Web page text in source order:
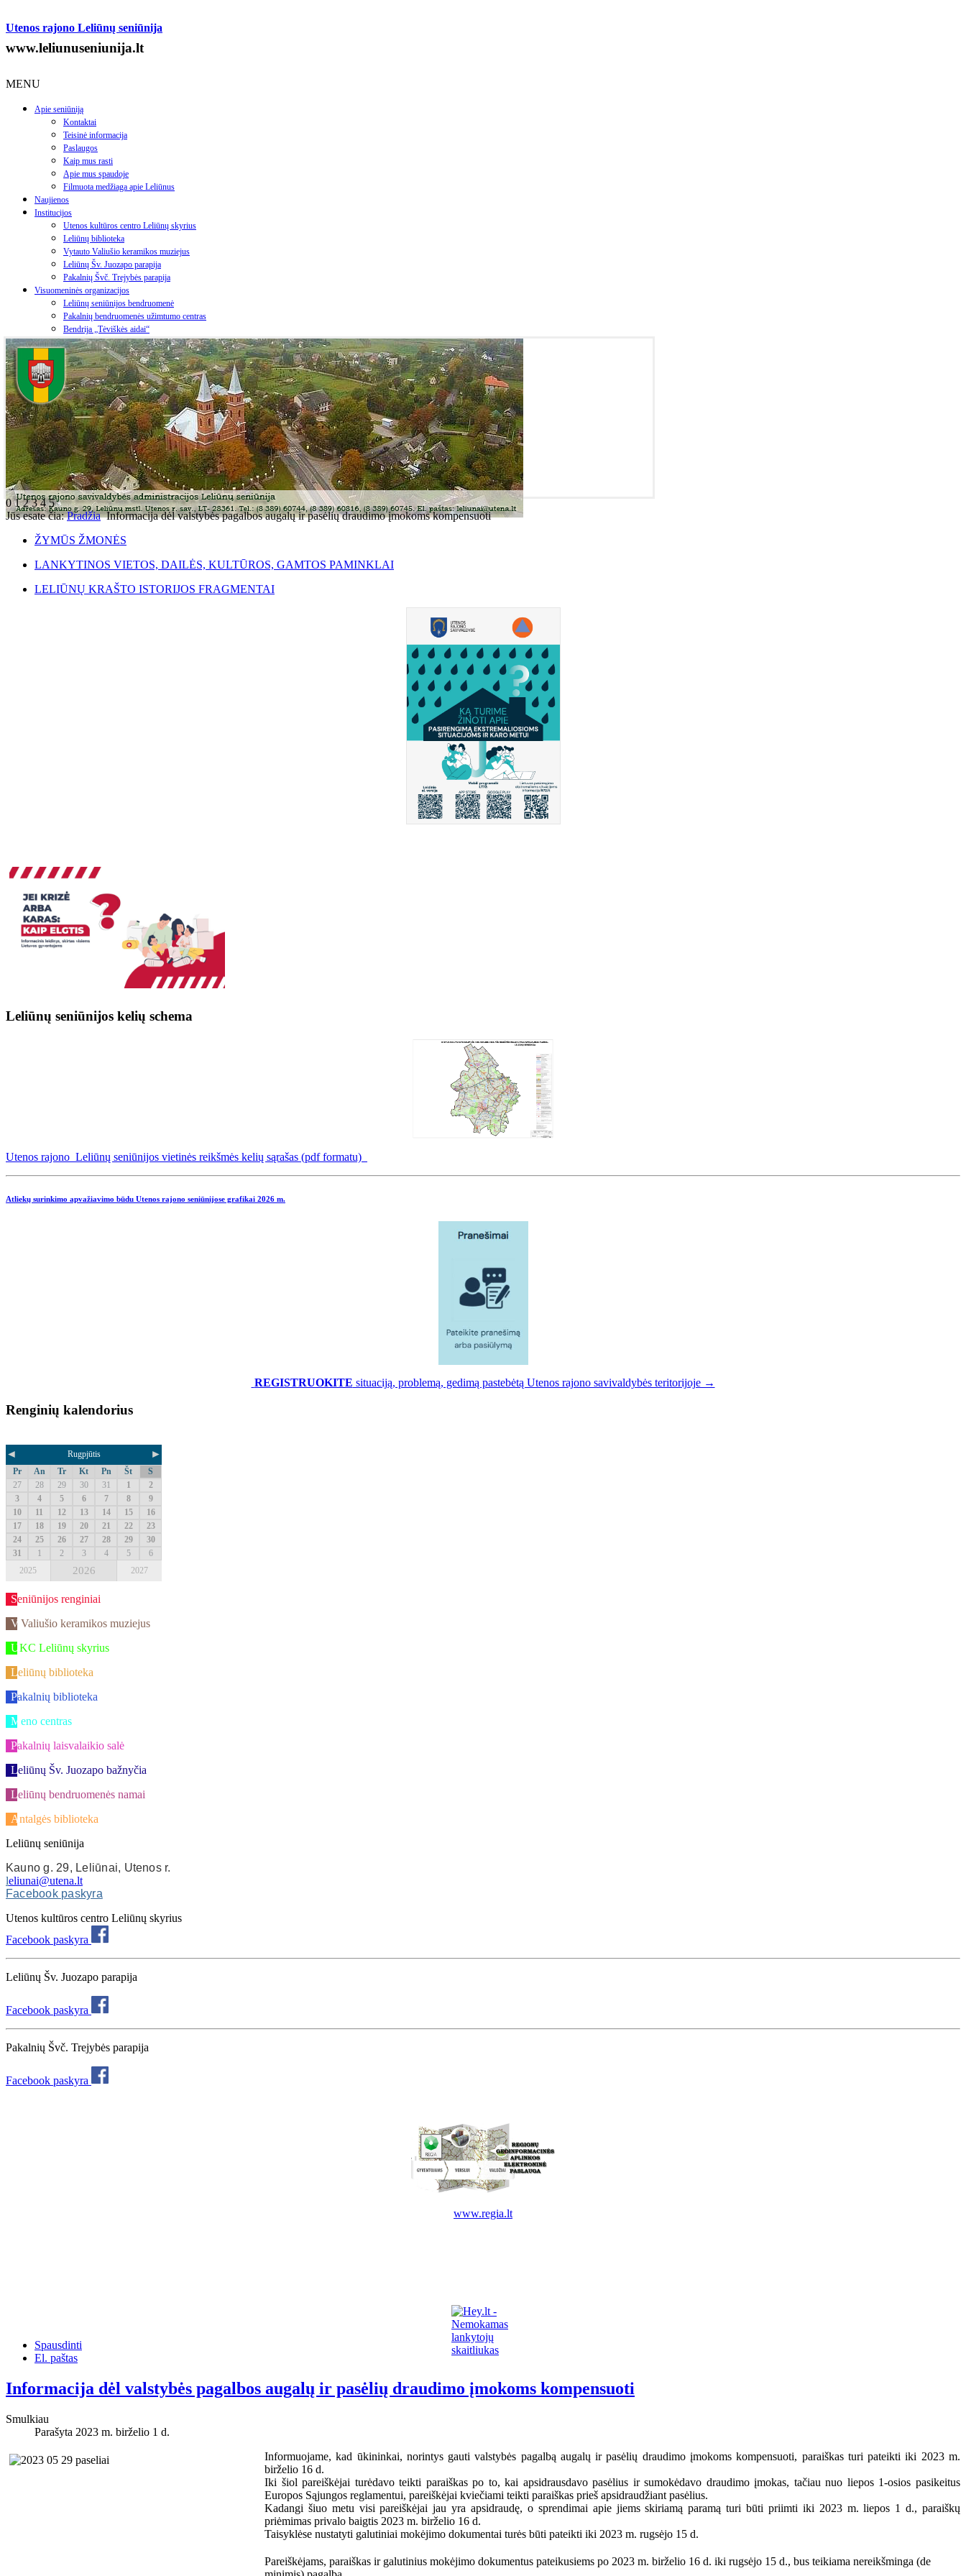
Utenos rajono Leliūnų seniūnija
www.leliunuseniunija.lt
MENU
Apie seniūniją
Kontaktai
Teisinė informacija
Paslaugos
Kaip mus rasti
Apie mus spaudoje
Filmuota medžiaga apie Leliūnus
Naujienos
Institucijos
Utenos kultūros centro Leliūnų skyrius
Leliūnų biblioteka
Vytauto Valiušio keramikos muziejus
Leliūnų Šv. Juozapo parapija
Pakalnių Švč. Trejybės parapija
Visuomeninės organizacijos
Leliūnų seniūnijos bendruomenė
Pakalnių bendruomenės užimtumo centras
Bendrija „Tėviškės aidai“
012345
Jūs esate čia:Pradžia Informacija dėl valstybės pagalbos augalų ir pasėlių draudimo įmokoms kompensuoti
ŽYMŪS ŽMONĖS
LANKYTINOS VIETOS, DAILĖS, KULTŪROS, GAMTOS PAMINKLAI
LELIŪNŲ KRAŠTO ISTORIJOS FRAGMENTAI
Leliūnų seniūnijos kelių schema
Utenos rajono Leliūnų seniūnijos vietinės reikšmės kelių sąrašas (pdf formatu)
Atliekų surinkimo apvažiavimo būdu Utenos rajono seniūnijose grafikai 2026 m.
REGISTRUOKITE situaciją, problemą, gedimą pastebėtą Utenos rajono savivaldybės teritorijoje →
Renginių kalendorius
◄ Rugpjūtis ►
Pr An Tr Kt Pn Št
S
27
28 29 30 31 1
2
3
4 5 6 7 8
9
10
11 12 13 14 15
16
17
18 19 20 21 22
23
24
25 26 27 28 29
30
31
1 2 3 4 5
6
2025
2026 2027
Seniūnijos renginiai
V.Valiušio keramikos muziejus
UKC Leliūnų skyrius
Leliūnų biblioteka
Pakalnių biblioteka
Meno centras
Pakalnių laisvalaikio salė
Leliūnų Šv. Juozapo bažnyčia
Leliūnų bendruomenės namai
Antalgės biblioteka
Leliūnų seniūnija
Kauno g. 29, Leliūnai, Utenos r.
leliunai@utena.lt
Facebook paskyra
Utenos kultūros centro Leliūnų skyrius
Facebook paskyra
Leliūnų Šv. Juozapo parapija
Facebook paskyra
Pakalnių Švč. Trejybės parapija
Facebook paskyra
www.regia.lt
Spausdinti
El. paštas
Informacija dėl valstybės pagalbos augalų ir pasėlių draudimo įmokoms kompensuoti
Smulkiau
Parašyta 2023 m. birželio 1 d.
Informuojame, kad ūkininkai, norintys gauti valstybės pagalbą augalų ir pasėlių draudimo įmokoms kompensuoti, paraiškas turi pateikti iki 2023 m.
birželio 16 d.
Iki šiol pareiškėjai turėdavo teikti paraiškas po to, kai apsidrausdavo pasėlius ir sumokėdavo draudimo įmokas, tačiau nuo liepos 1-osios pasikeitus
Europos Sąjungos reglamentui, pareiškėjai kviečiami teikti paraiškas prieš apsidraudžiant pasėlius.
Kadangi šiuo metu visi pareiškėjai jau yra apsidraudę, o sprendimai apie jiems skiriamą paramą turi būti priimti iki 2023 m. liepos 1 d., paraiškų
priėmimas privalo baigtis 2023 m. birželio 16 d.
Taisyklėse nustatyti galutiniai mokėjimo dokumentai turės būti pateikti iki 2023 m. rugsėjo 15 d.
Pareiškėjams, paraiškas ir galutinius mokėjimo dokumentus pateikusiems po 2023 m. birželio 16 d. iki rugsėjo 15 d., bus teikiama nereikšminga (de